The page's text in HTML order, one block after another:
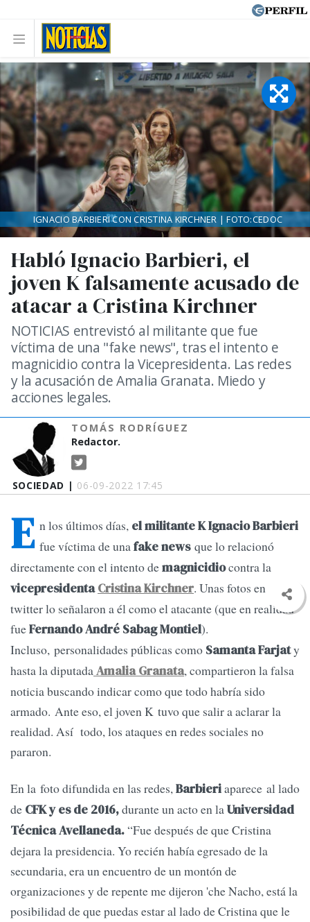
SOCIEDAD | 06-09-2022 17:45
Habló Ignacio Barbieri, el
joven K falsamente acusado de
atacar a Cristina Kirchner
NOTICIAS entrevistó al militante que fue
víctima de una "fake news", tras el intento e
magnicidio contra la Vicepresidenta. Las redes
y la acusación de Amalia Granata. Miedo y
acciones legales.
TOMÁS RODRÍGUEZ
Redactor.
IGNACIO BARBIERI CON CRISTINA KIRCHNER | FOTO:CEDOC
E n los últimos días, el militante K Ignacio Barbieri
fue víctima de unafake newsque lo relacionó
directamente con elintento demagnicidiocontra la
vicepresidentaCristina Kirchner. Unas fotos en
twitter lo señalaron a él como el atacante (que en realidad
fueFernando André Sabag Montiel).
Incluso, personalidades públicas como Samanta Farjaty
hasta la diputadaAmalia Granata, compartieron la falsa
noticia buscando indicar como que todo habría sido
armado. Ante eso, el joven K tuvo que salir a aclarar la
realidad. Así todo, los ataques en redes sociales no
pararon.
En la foto difundida en las redes,Barbieriaparece al lado
de CFK y es de 2016,durante un acto en laUniversidad
Técnica Avellaneda.“Fue después de que Cristina
dejara la presidencia. Yo recién había egresado de la
secundaria, era un encuentro de un montón de
organizaciones y de repente me dijeron 'che Nacho, está la
posibilidad de que puedas estar al lado de Cristina que le